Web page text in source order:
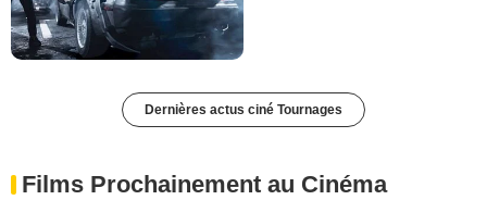
Dernières actus ciné Tournages
Films Prochainement au Cinéma